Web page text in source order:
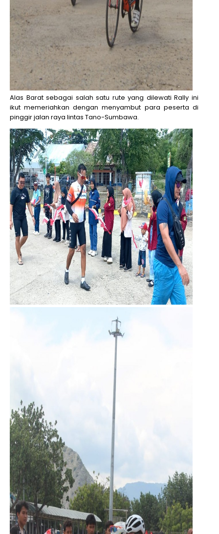
Alas Barat sebagai salah satu rute yang dilewati Rally ini
ikut memeriahkan dengan menyambut para peserta di
pinggir jalan raya lintas Tano-Sumbawa.